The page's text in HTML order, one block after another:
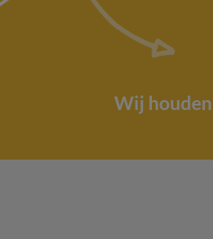
Wij houden